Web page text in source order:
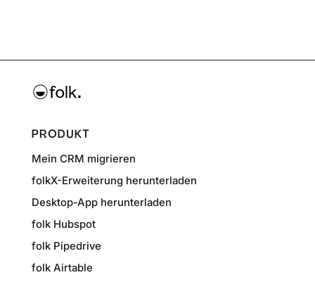
PRODUKT
Mein CRM migrieren
folkX-Erweiterung herunterladen
Desktop-App herunterladen
folk Hubspot
folk Pipedrive
folk Airtable